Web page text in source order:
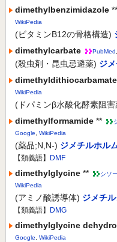
dimethylbenzimidazole **
WikiPedia
(ビタミンB12の骨格構造)
dimethylcarbate
PubMed
(殺虫剤・昆虫忌避薬) ジ
dimethyldithiocarbamate
WikiPedia
(ドパミンβ水酸化酵素阻害
dimethylformamide **
Google
WikiPedia
(薬品;N,N-) ジメチルホル
【類義語】 DMF
dimethylglycine ** シソ
WikiPedia
(アミノ酸誘導体) ジメチ
【類義語】 DMG
dimethylglycine
Google
WikiPedia